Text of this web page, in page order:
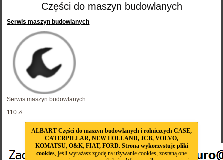
ALBART Części do maszyn budowlanych i rolniczcych CASE,
CATERPILLAR, NEW HOLLAND, JCB, VOLVO,
KOMATSU, O&K, FIAT, FORD. Strona wykorzystuje pliki
cookies, jeśli wyrażasz zgodę na używanie cookies, zostaną one
Części do maszyn budowlanych
Serwis maszyn budowlanych
Serwis maszyn budowlanych
110 zł